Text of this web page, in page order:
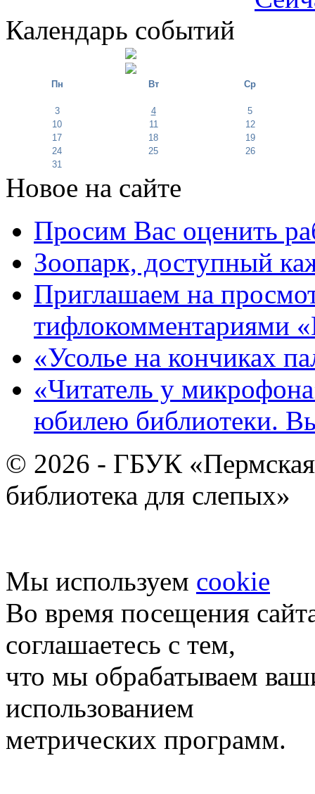
Календарь событий
Пн Вт Ср
3 4
5
10
11
12
17
18
19
24
25
26
31
Новое на сайте
Просим Вас оценить
Зоопарк, доступный
Приглашаем на
тифлокомментариями
«Усолье на кончиках
«Читатель у
юбилею библиотеки.
© 2026 - ГБУК «Пермская
библиотека для слепых»
Мы используем cookie
Во время посещения
соглашаетесь с тем,
что мы обрабатываем
использованием
метрических программ.